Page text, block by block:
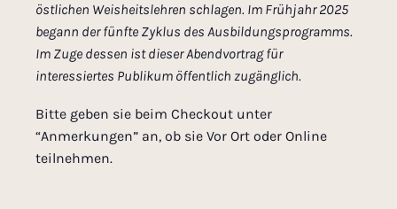
östlichen Weisheitslehren schlagen. Im Frühjahr 2025
begann der fünfte Zyklus des Ausbildungsprogramms.
Im Zuge dessen ist dieser Abendvortrag für
interessiertes Publikum öffentlich zugänglich.
Bitte geben sie beim Checkout unter
“Anmerkungen” an, ob sie Vor Ort oder Online
teilnehmen.